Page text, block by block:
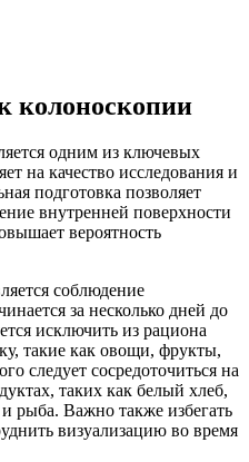
колоноскопии
одним из ключевых
на качество исследования и
подготовка позволяет
внутренней поверхности
вероятность
соблюдение
за несколько дней до
исключить из рациона
такие как овощи, фрукты,
следует сосредоточиться на
таких как белый хлеб,
рыба. Важно также избегать
визуализацию во время